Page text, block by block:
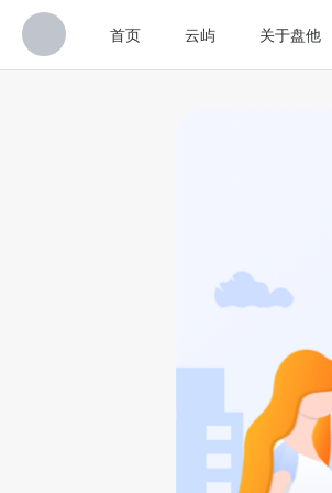
首页 云屿 关于盘他